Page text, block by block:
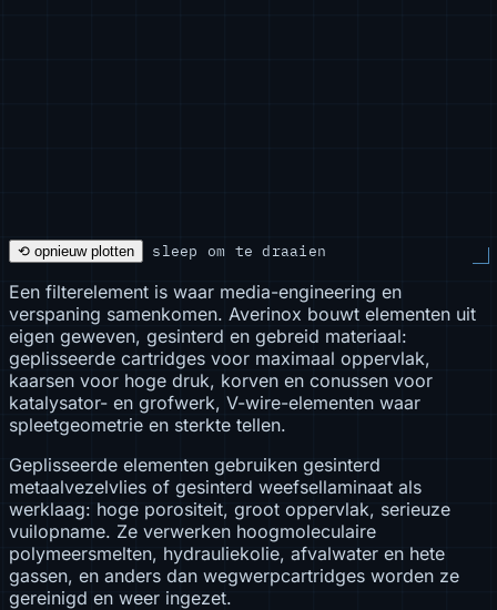
⟲ opnieuw plotten sleep om te draaien
Een filterelement is waar media-engineering en
verspaning samenkomen. Averinox bouwt elementen uit
eigen geweven, gesinterd en gebreid materiaal:
geplisseerde cartridges voor maximaal oppervlak,
kaarsen voor hoge druk, korven en conussen voor
katalysator- en grofwerk, V-wire-elementen waar
spleetgeometrie en sterkte tellen.
Geplisseerde elementen gebruiken gesinterd
metaalvezelvlies of gesinterd weefsellaminaat als
werklaag: hoge porositeit, groot oppervlak, serieuze
vuilopname. Ze verwerken hoogmoleculaire
polymeersmelten, hydrauliekolie, afvalwater en hete
gassen, en anders dan wegwerpcartridges worden ze
gereinigd en weer ingezet.